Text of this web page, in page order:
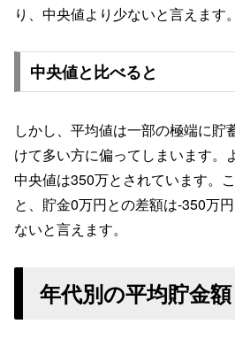
り、中央値より少ないと言えます。
中央値と比べると
しかし、平均値は一部の極端に貯
けて多い方に偏ってしまいます。
中央値は350万とされています。
と、貯金0万円との差額は-350万
ないと言えます。
年代別の平均貯金額